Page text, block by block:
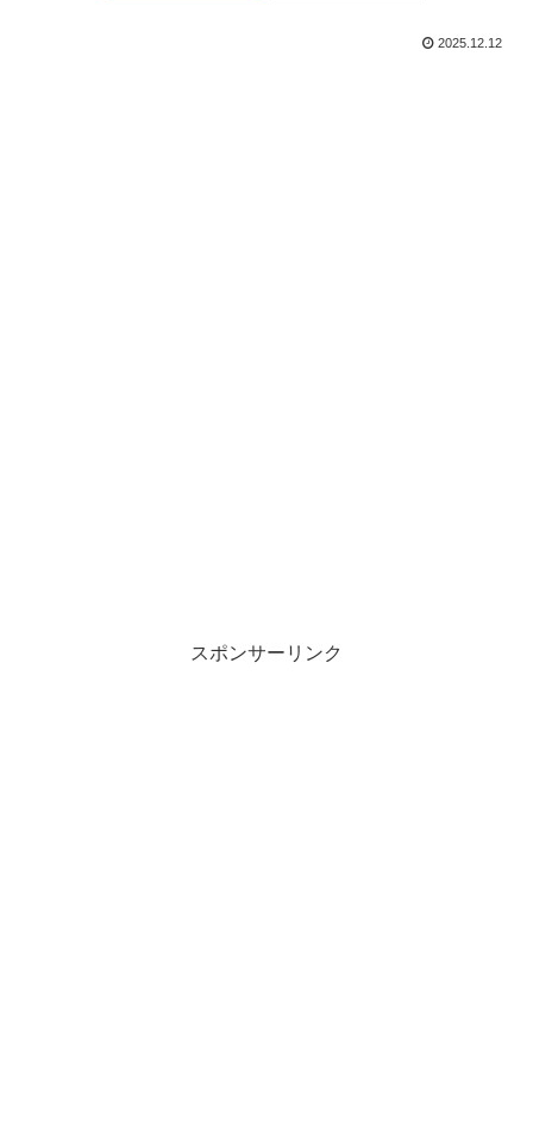
2025.12.12
スポンサーリンク